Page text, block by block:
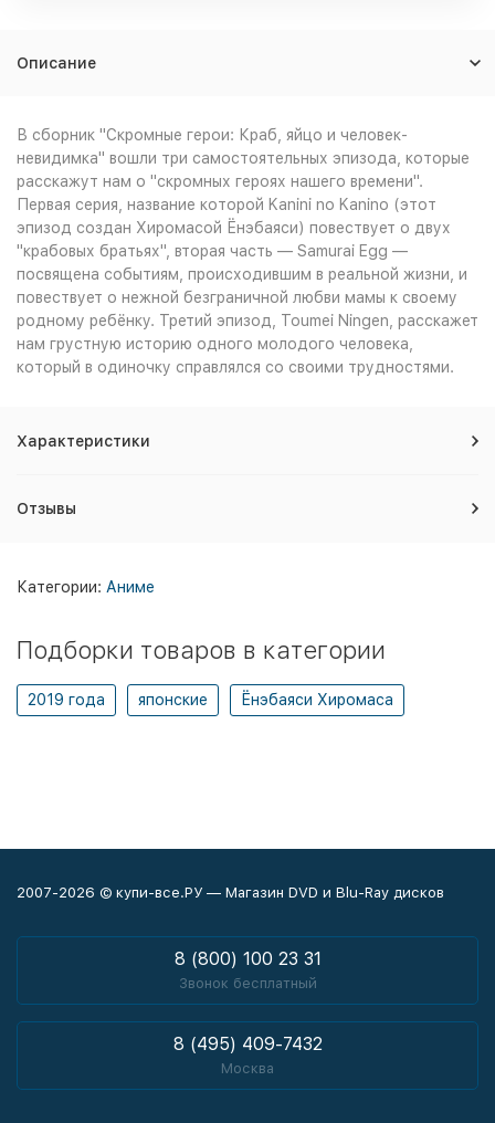
Описание
В сборник "Скромные герои: Краб, яйцо и человек-
невидимка" вошли три самостоятельных эпизода, которые
расскажут нам о "скромных героях нашего времени".
Первая серия, название которой Kanini no Kanino (этот
эпизод создан Хиромасой Ёнэбаяси) повествует о двух
"крабовых братьях", вторая часть — Samurai Egg —
посвящена событиям, происходившим в реальной жизни, и
повествует о нежной безграничной любви мамы к своему
родному ребёнку. Третий эпизод, Toumei Ningen, расскажет
нам грустную историю одного молодого человека,
который в одиночку справлялся со своими трудностями.
Характеристики
Отзывы
Категории: Аниме
Подборки товаров в категории
2019 года японские Ёнэбаяси Хиромаса
2007-2026 © купи-все.РУ — Магазин DVD и Blu-Ray дисков
8 (800) 100 23 31
Звонок бесплатный
8 (495) 409-7432
Москва